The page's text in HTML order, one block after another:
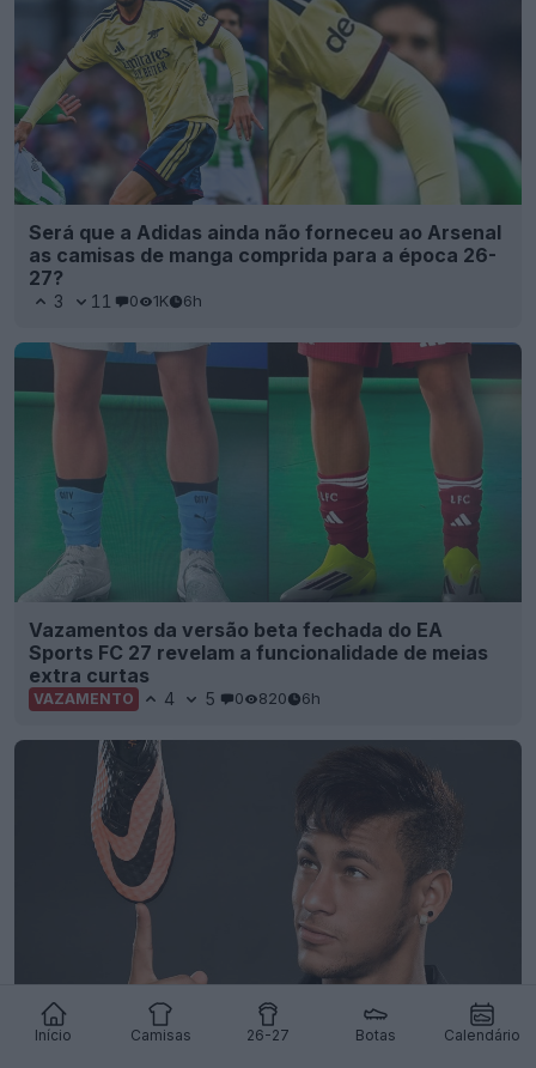
Início Camisas 26-27 Botas Calendário
Será que a Adidas ainda não forneceu ao Arsenal
as camisas de manga comprida para a época 26-
27?
3 11 0 1K 6h
Vazamentos da versão beta fechada do EA
Sports FC 27 revelam a funcionalidade de meias
extra curtas
VAZAMENTO 4 5 0 820 6h